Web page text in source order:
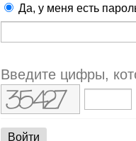
Да, у меня есть
Введите цифры,